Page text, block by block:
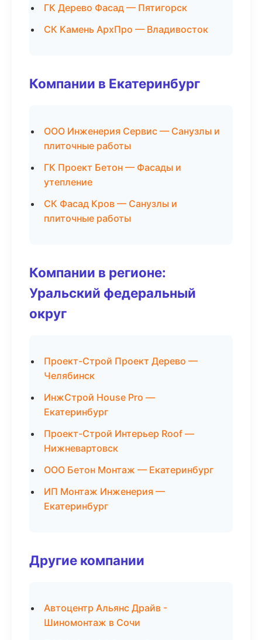
ГК Дерево Фасад — Пятигорск
СК Камень АрхПро — Владивосток
Компании в Екатеринбург
ООО Инженерия Сервис — Санузлы и
плиточные работы
ГК Проект Бетон — Фасады и
утепление
СК Фасад Кров — Санузлы и
плиточные работы
Компании в регионе:
Уральский федеральный
округ
Проект-Строй Проект Дерево —
Челябинск
ИнжСтрой House Pro —
Екатеринбург
Проект-Строй Интерьер Roof —
Нижневартовск
ООО Бетон Монтаж — Екатеринбург
ИП Монтаж Инженерия —
Екатеринбург
Другие компании
Автоцентр Альянс Драйв -
Шиномонтаж в Сочи